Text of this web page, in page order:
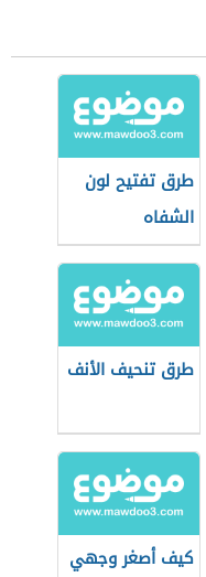
طرق تفتيح لون
الشفاه
طرق تنحيف الأنف
كيف أصغر وجهي